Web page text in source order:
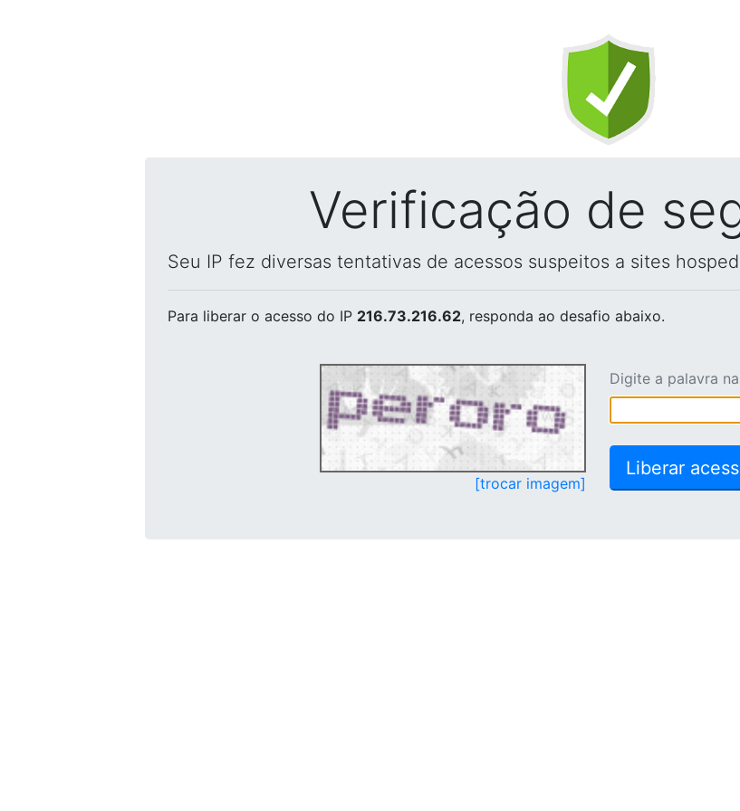
Verificação de
Seu IP fez diversas tentativas de acessos suspeitos a sites
Para liberar o acesso do IP 216.73.216.62, responda ao desafio abaixo.
[trocar imagem]
Digite a palavra